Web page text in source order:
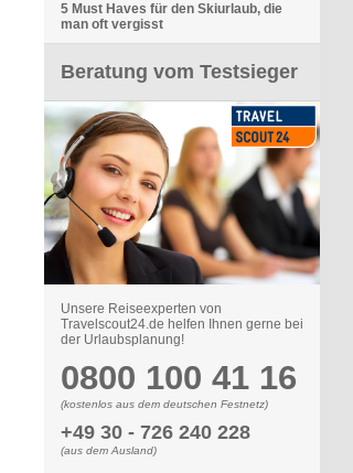
5 Must Haves für den Skiurlaub, die
man oft vergisst
Beratung vom Testsieger
Unsere Reiseexperten von
Travelscout24.de helfen Ihnen gerne bei
der Urlaubsplanung!
0800 100 41 16
(kostenlos aus dem deutschen Festnetz)
+49 30 - 726 240 228
(aus dem Ausland)